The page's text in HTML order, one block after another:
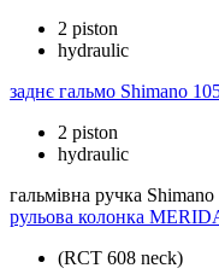
2 piston
hydraulic
заднє гальмо Shimano
2 piston
hydraulic
гальмівна ручка Shimano
рульова колонка
(RCT 608 neck)